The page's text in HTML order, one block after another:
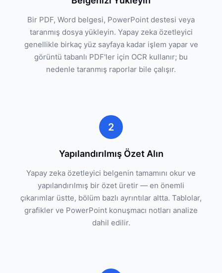
Bir PDF, Word belgesi, PowerPoint destesi veya
taranmış dosya yükleyin. Yapay zeka özetleyici
genellikle birkaç yüz sayfaya kadar işlem yapar ve
görüntü tabanlı PDF'ler için OCR kullanır; bu
nedenle taranmış raporlar bile çalışır.
2
Yapılandırılmış Özet Alın
Yapay zeka özetleyici belgenin tamamını okur ve
yapılandırılmış bir özet üretir — en önemli
çıkarımlar üstte, bölüm bazlı ayrıntılar altta. Tablolar,
grafikler ve PowerPoint konuşmacı notları analize
dahil edilir.